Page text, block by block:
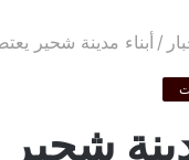
/ أبناء مدينة شحير